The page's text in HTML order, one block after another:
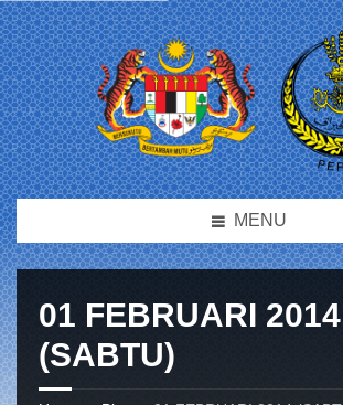
MENU
01 FEBRUARI 2014
(SABTU)